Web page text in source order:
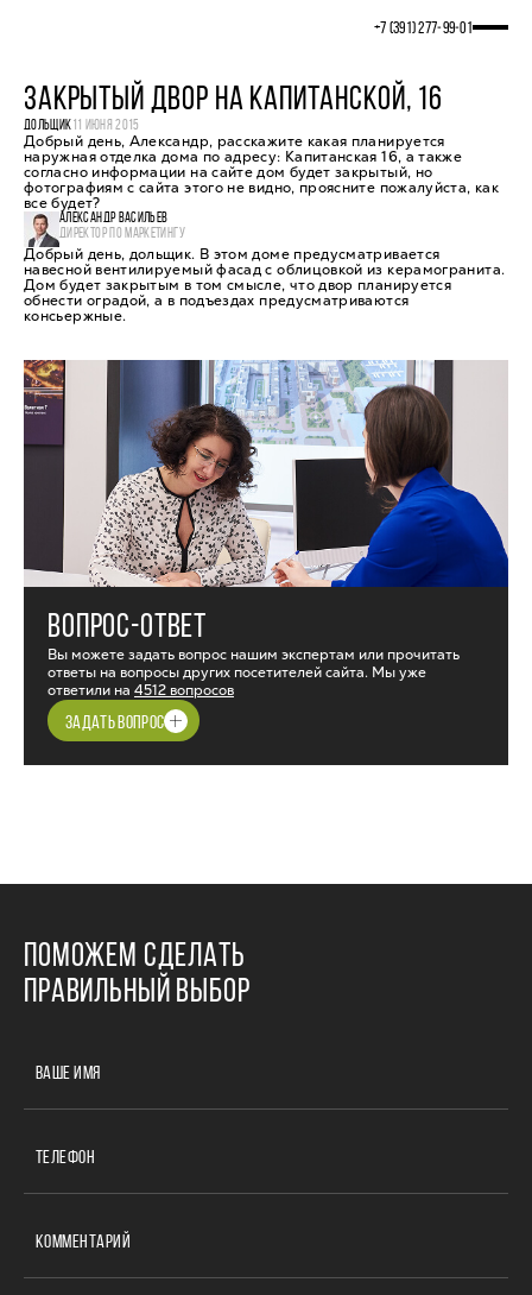
+7 (391) 277‒99‒01
ЗАКРЫТЫЙ ДВОР НА КАПИТАНСКОЙ, 16
ДОЛЬЩИК11 ИЮНЯ 2015
Добрый день, Александр, расскажите какая планируется
наружная отделка дома по адресу: Капитанская 16, а также
согласно информации на сайте дом будет закрытый, но
фотографиям с сайта этого не видно, проясните пожалуйста, как
все будет?
АЛЕКСАНДР ВАСИЛЬЕВ
ДИРЕКТОР ПО МАРКЕТИНГУ
Добрый день, дольщик. В этом доме предусматривается
навесной вентилируемый фасад с облицовкой из керамогранита.
Дом будет закрытым в том смысле, что двор планируется
обнести оградой, а в подъездах предусматриваются
консьержные.
ВОПРОС-ОТВЕТ
Вы можете задать вопрос нашим экспертам или прочитать
ответы на вопросы других посетителей сайта. Мы уже
ответили на 4512 вопросов
ЗАДАТЬ ВОПРОС
ПОМОЖЕМ СДЕЛАТЬ
ПРАВИЛЬНЫЙ ВЫБОР
ВАШЕ ИМЯ
ТЕЛЕФОН
КОММЕНТАРИЙ